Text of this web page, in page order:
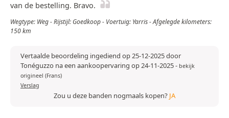
van de bestelling. Bravo.
Wegtype: Weg - Rijstijl: Goedkoop - Voertuig: Yarris - Afgelegde kilometers:
150 km
Vertaalde beoordeling ingediend op 25-12-2025 door
Tonéguzzo na een aankoopervaring op 24-11-2025- bekijk
origineel (Frans)
Verslag
Zou u deze banden nogmaals kopen? JA